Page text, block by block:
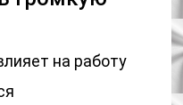
на работу